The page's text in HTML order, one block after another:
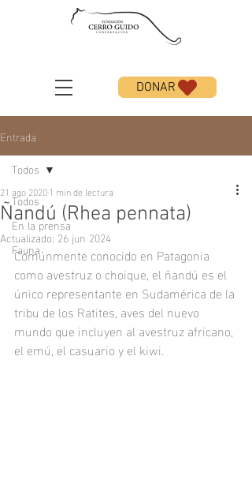
DONAR
Entrada
Todos
En la prensa
Fauna
Todos
Ñandú (Rhea pennata)
21 ago 20201 min de lectura
Actualizado: 26 jun 2024
Comúnmente conocido en Patagonia
como avestruz o choique, el ñandú es el
único representante en Sudamérica de la
tribu de los Ratites, aves del nuevo
mundo que incluyen al avestruz africano,
el emú, el casuario y el kiwi.